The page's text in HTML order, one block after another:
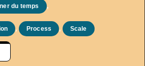
du temps ,
, Process , Scale